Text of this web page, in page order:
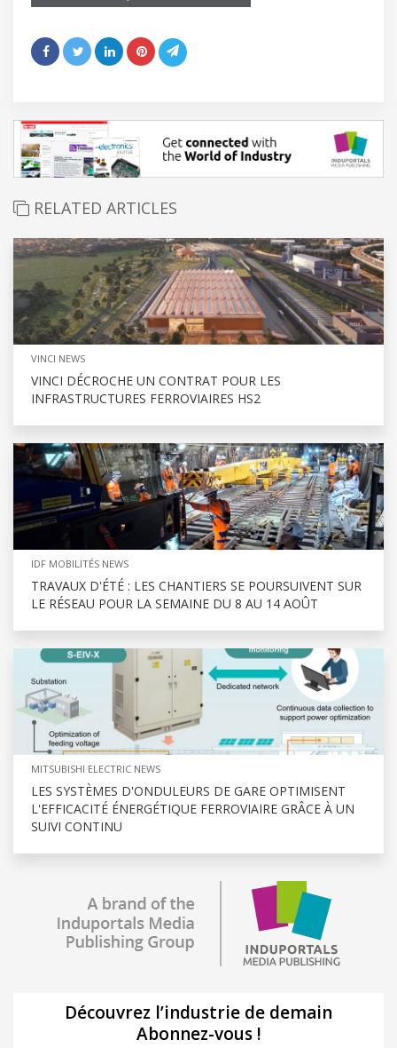
RELATED ARTICLES
VINCI NEWS
VINCI DÉCROCHE UN CONTRAT POUR LES
INFRASTRUCTURES FERROVIAIRES HS2
IDF MOBILITÉS NEWS
TRAVAUX D'ÉTÉ : LES CHANTIERS SE POURSUIVENT SUR
LE RÉSEAU POUR LA SEMAINE DU 8 AU 14 AOÛT
MITSUBISHI ELECTRIC NEWS
LES SYSTÈMES D'ONDULEURS DE GARE OPTIMISENT
L'EFFICACITÉ ÉNERGÉTIQUE FERROVIAIRE GRÂCE À UN
SUIVI CONTINU
Découvrez l’industrie de demain
Abonnez-vous !